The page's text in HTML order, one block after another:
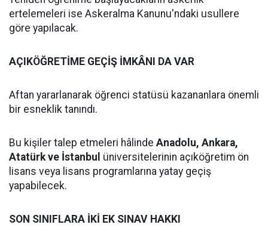
ertelemeleri ise Askeralma Kanunu'ndaki usullere
göre yapılacak.
AÇIKÖĞRETİME GEÇİŞ İMKÂNI DA VAR
Aftan yararlanarak öğrenci statüsü kazananlara önemli
bir esneklik tanındı.
Bu kişiler talep etmeleri hâlinde Anadolu, Ankara,
Atatürk ve İstanbul üniversitelerinin açıköğretim ön
lisans veya lisans programlarına yatay geçiş
yapabilecek.
SON SINIFLARA İKİ EK SINAV HAKKI